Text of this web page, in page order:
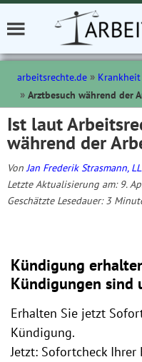
arbeitsrechte.de
Krankheit
Arztbesuch während der
Ist laut
während der
VonJan Frederik Strasmann,
Letzte Aktualisierung am: 9.
Geschätzte Lesedauer: 3
Kündigung
Kündigungen sind
Erhalten Sie jetzt
Kündigung.
Jetzt: Sofortcheck